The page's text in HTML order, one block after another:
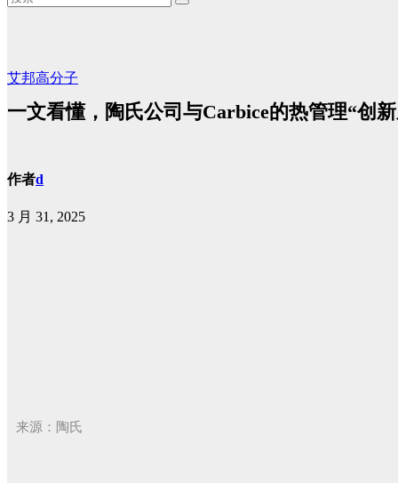
艾邦高分子
一文看懂，陶氏公司与Carbice的热管理“创
作者d
3 月 31, 2025
来源：陶氏